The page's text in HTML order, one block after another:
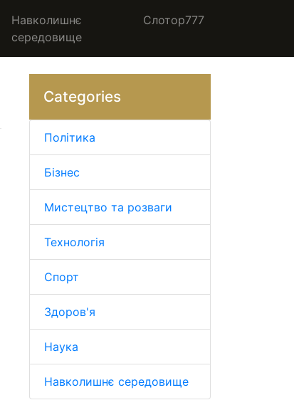
Навколишнє
середовище
Слотор777
Categories
Політика
Бізнес
Мистецтво та розваги
Технологія
Спорт
Здоров'я
Наука
Навколишнє середовище